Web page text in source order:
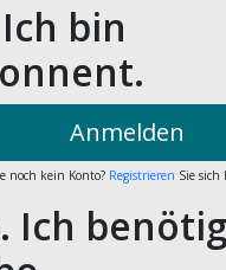
Ich bin
Anmelden
noch kein Konto? Registrieren Sie sich
Ich